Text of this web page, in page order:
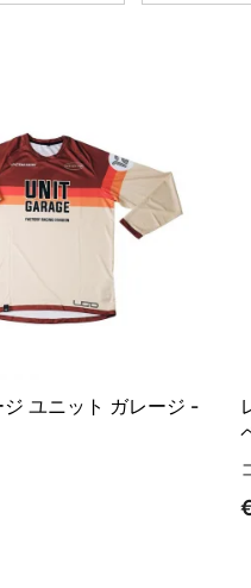
ユニット ガレージ -